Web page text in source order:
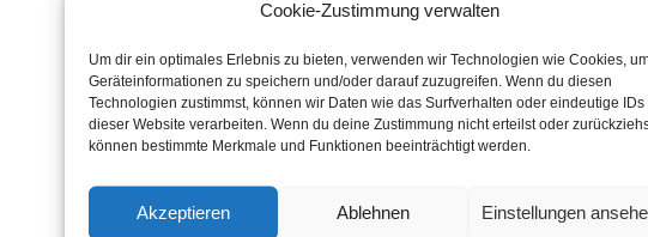
Cookie-Zustimmung verwalten
Um dir ein optimales Erlebnis zu bieten, verwenden wir Technologien wie Cookies,
Geräteinformationen zu speichern und/oder darauf zuzugreifen. Wenn du diesen
Technologien zustimmst, können wir Daten wie das Surfverhalten oder eindeutige IDs
dieser Website verarbeiten. Wenn du deine Zustimmung nicht erteilst oder
können bestimmte Merkmale und Funktionen beeinträchtigt werden.
Akzeptieren Ablehnen Einstellungen